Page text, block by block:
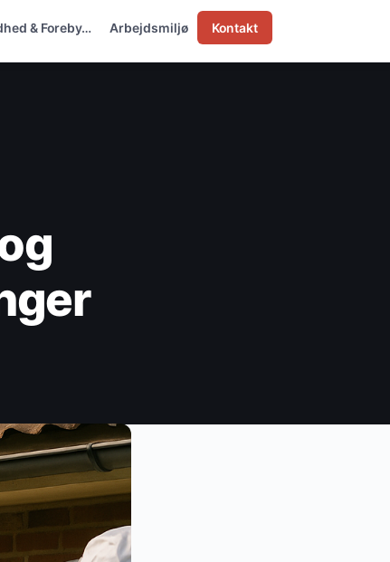
& Foreby… Arbejdsmiljø Kontakt